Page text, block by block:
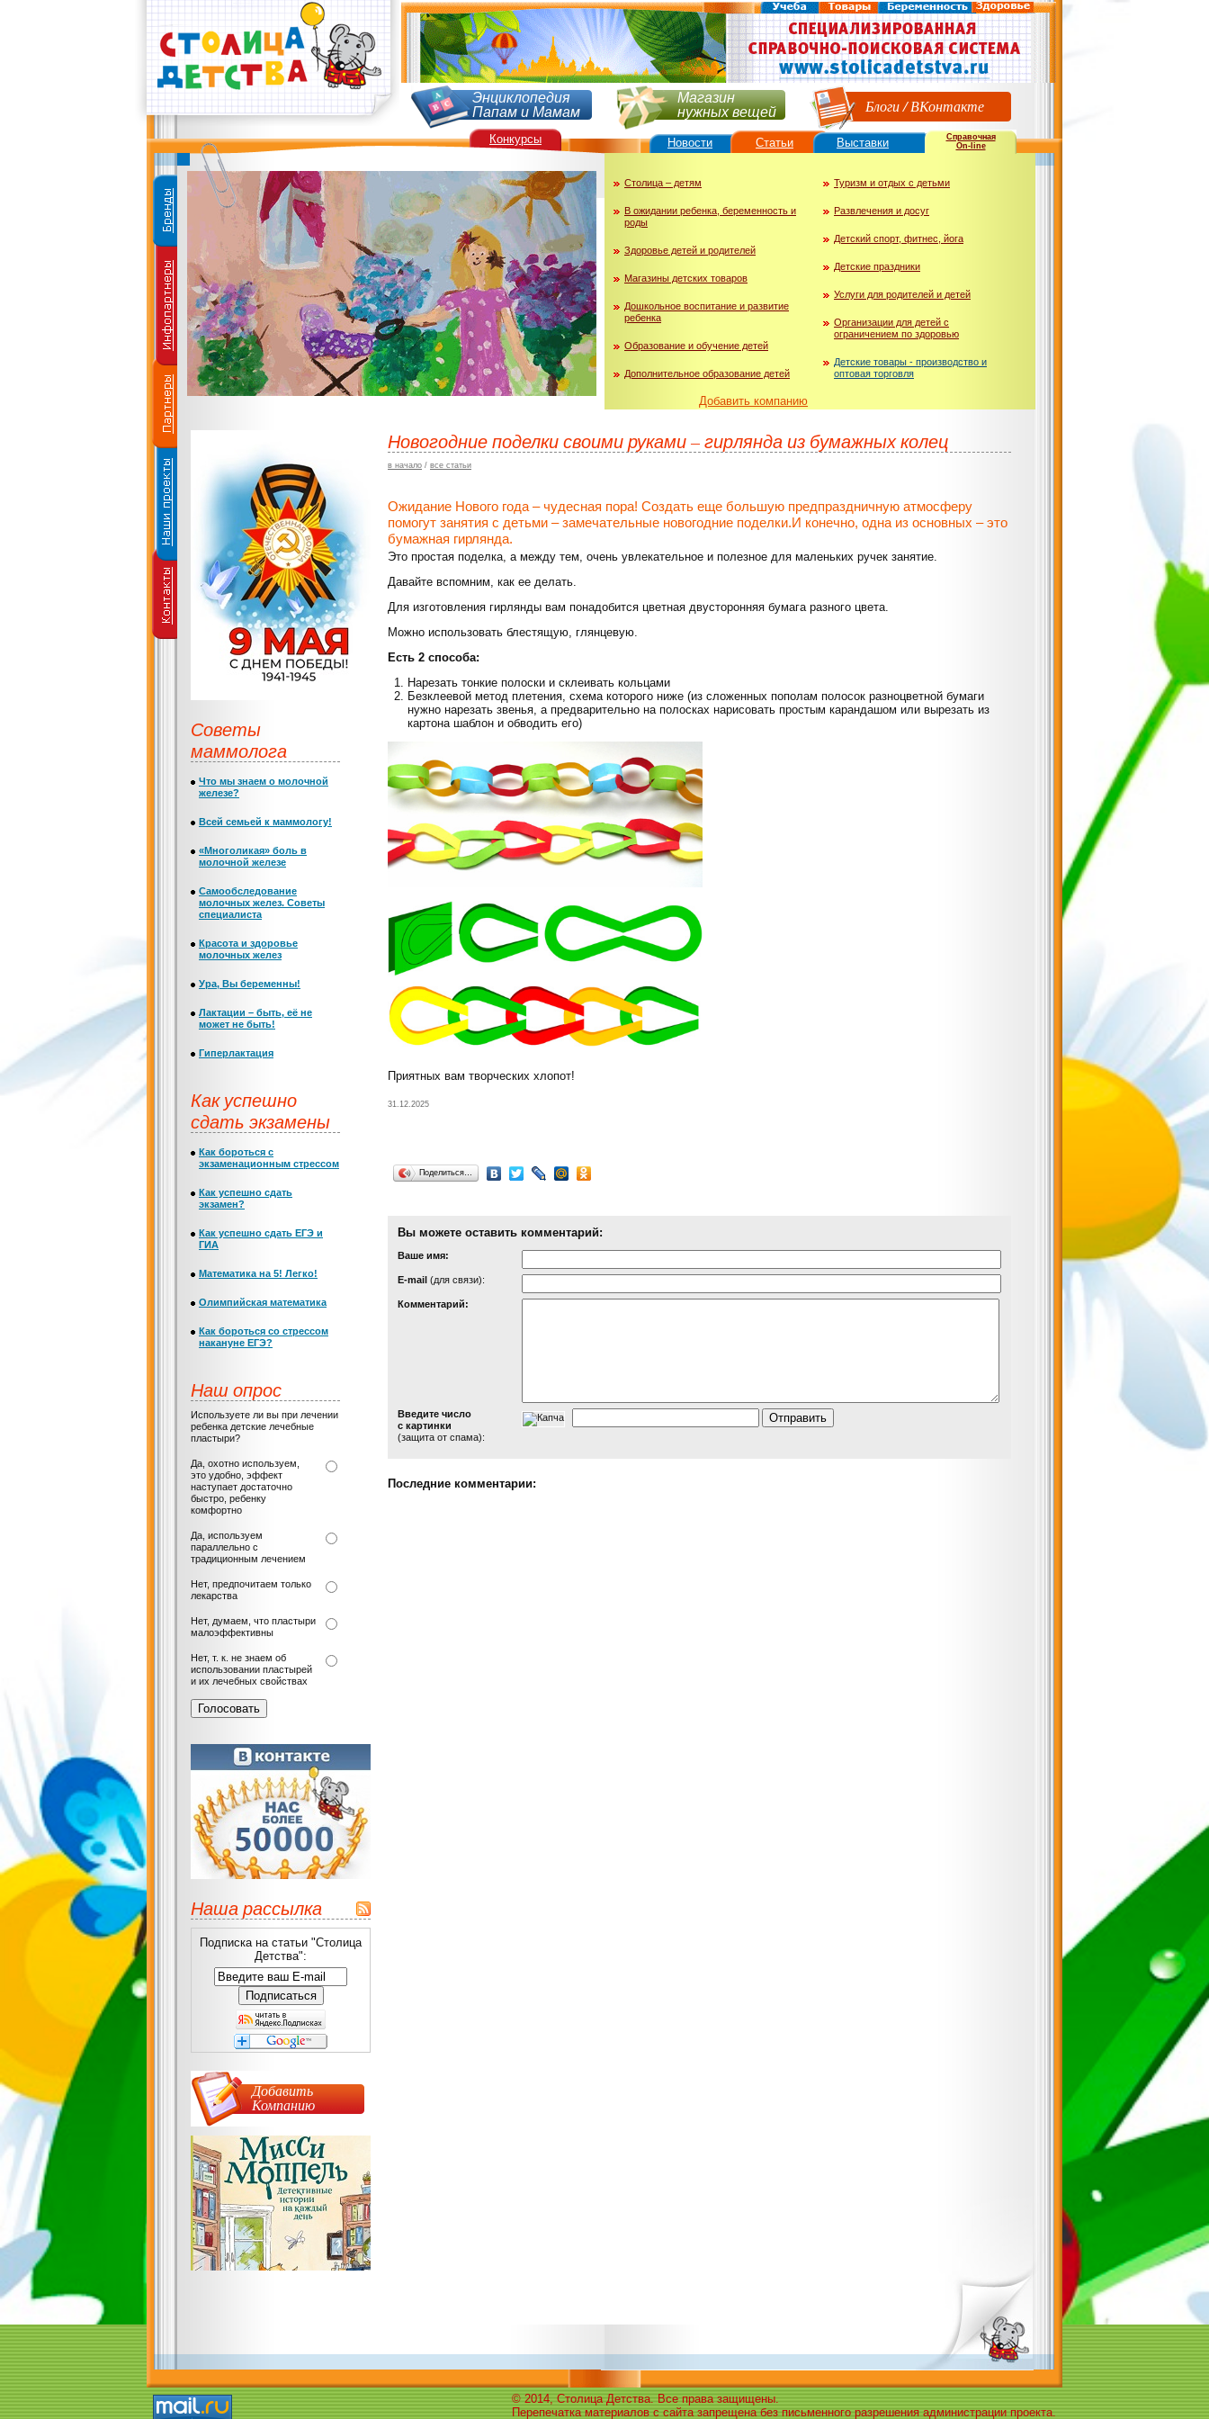
Энциклопедия
Папам и Мамам
Магазин
нужных вещей Блоги/ВКонтакте
Столица – детям
В ожидании ребенка, беременность и
роды
Здоровье детей и родителей
Магазины детских товаров
Дошкольное воспитание и развитие
ребенка
Образование и обучение детей
Дополнительное образование детей
Туризм и отдых с детьми
Развлечения и досуг
Детский спорт, фитнес, йога
Детские праздники
Услуги для родителей и детей
Организации для детей с
ограничением по здоровью
Детские товары - производство и
оптовая торговля
Добавить компанию
Справочная
On-line
Новогодние поделки своими руками – гирлянда из бумажных колец
в начало / все статьи
Ожидание Нового года – чудесная пора! Создать еще большую предпраздничную атмосферу
помогут занятия с детьми – замечательные новогодние поделки.И конечно, одна из основных – это
бумажная гирлянда.
Это простая поделка, а между тем, очень увлекательное и полезное для маленьких ручек занятие.
Давайте вспомним, как ее делать.
Для изготовления гирлянды вам понадобится цветная двусторонняя бумага разного цвета.
Можно использовать блестящую, глянцевую.
Есть 2 способа:
Нарезать тонкие полоски и склеивать кольцами
Безклеевой метод плетения, схема которого ниже (из сложенных пополам полосок разноцветной бумаги
нужно нарезать звенья, а предварительно на полосках нарисовать простым карандашом или вырезать из
картона шаблон и обводить его)
Приятных вам творческих хлопот!
31.12.2025
Поделиться…
Вы можете оставить комментарий:
Ваше имя:
Е-mail (для связи):
Комментарий:
Введите число
с картинки
(защита от спама):
Последние комментарии:
Советы
маммолога
Что мы знаем о молочной
железе?
Всей семьей к маммологу!
«Многоликая» боль в
молочной железе
Самообследование
молочных желез. Советы
специалиста
Красота и здоровье
молочных желез
Ура, Вы беременны!
Лактации – быть, её не
может не быть!
Гиперлактация
Как успешно
сдать экзамены
Как бороться с
экзаменационным стрессом
Как успешно сдать
экзамен?
Как успешно сдать ЕГЭ и
ГИА
Математика на 5! Легко!
Олимпийская математика
Как бороться со стрессом
накануне ЕГЭ?
Наш опрос
Используете ли вы при лечении
ребенка детские лечебные
пластыри?
Да, охотно используем,
это удобно, эффект
наступает достаточно
быстро, ребенку
комфортно
Да, используем
параллельно с
традиционным лечением
Нет, предпочитаем только
лекарства
Нет, думаем, что пластыри
малоэффективны
Нет, т. к. не знаем об
использовании пластырей
и их лечебных свойствах
Наша рассылка
Подписка на статьи "Столица
Детства":
Добавить
Компанию
Конкурсы Новости Статьи Выставки
© 2014, Столица Детства. Все права защищены.
Перепечатка материалов с сайта запрещена без письменного разрешения администрации проекта.